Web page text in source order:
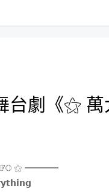
台劇《⚝
⚝ ━━━━